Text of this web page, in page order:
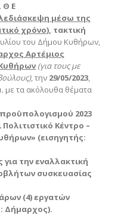
Θ Ε
μέσω της
χρόνο), τακτική
του Δήμου Κυθήρων,
Αρτέμιος
(για τους με
, την 29/05/2023,
με τα ακόλουθα θέματα
2023
Κέντρο –
(εισηγητής:
την εναλλακτική
συσκευασίας
(4) εργατών
Δήμαρχος).